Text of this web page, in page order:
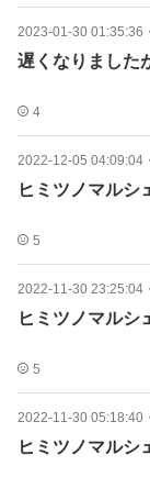
2023-01-30 01:35:36 ・
遅くなりました
4
2022-12-05 04:09:04 ・
ヒミツノマルシ
5
2022-11-30 23:25:04 ・
ヒミツノマル
5
2022-11-30 05:18:40 ・
ヒミツノマル